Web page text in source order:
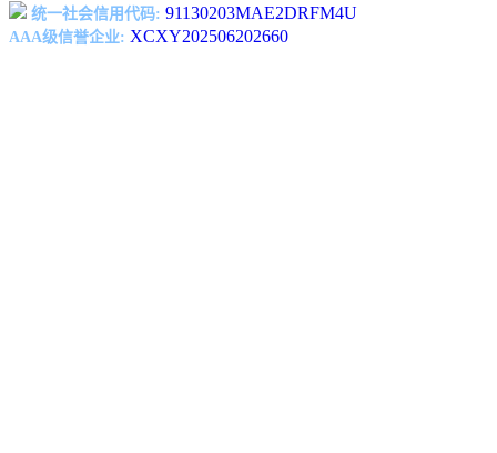
统一社会信用代码: 91130203MAE2DRFM4U
AAA级信誉企业: XCXY202506202660